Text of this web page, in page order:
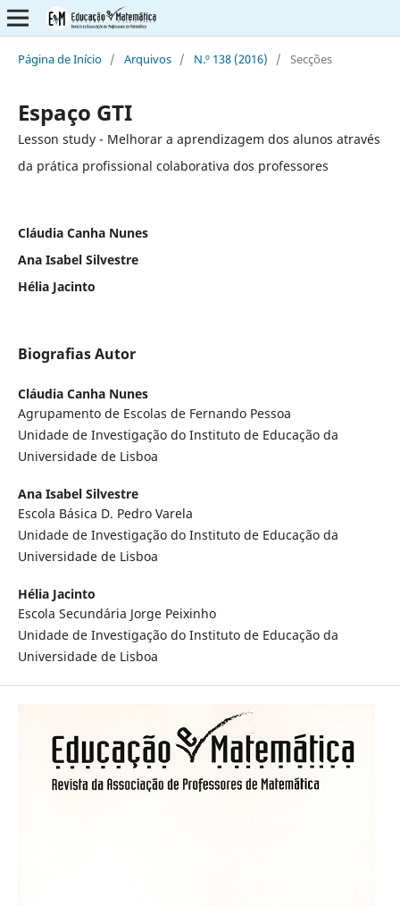
Página de Início / Arquivos / N.º 138 (2016) / Secções
Espaço GTI
Lesson study - Melhorar a aprendizagem dos alunos através
da prática profissional colaborativa dos professores
Cláudia Canha Nunes
Ana Isabel Silvestre
Hélia Jacinto
Biografias Autor
Cláudia Canha Nunes
Agrupamento de Escolas de Fernando Pessoa
Unidade de Investigação do Instituto de Educação da
Universidade de Lisboa
Ana Isabel Silvestre
Escola Básica D. Pedro Varela
Unidade de Investigação do Instituto de Educação da
Universidade de Lisboa
Hélia Jacinto
Escola Secundária Jorge Peixinho
Unidade de Investigação do Instituto de Educação da
Universidade de Lisboa